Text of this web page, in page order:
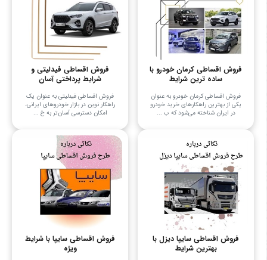
فروش اقساطی کرمان خودرو با
ساده ترین شرایط
فروش اقساطی کرمان خودرو به عنوان
یکی از بهترین راهکارهای خرید خودرو
در ایران شناخته می‌شود که ب ...
فروش اقساطی فیدلیتی و
شرایط پرداختی آسان
فروش اقساطی فیدلیتی به عنوان یک
راهکار نوین در بازار خودروهای ایرانی،
امکان دسترسی آسان‌تر به خ ...
فروش اقساطی سایپا دیزل با
بهترین شرایط
فروش اقساطی سایپا با شرایط
ویژه